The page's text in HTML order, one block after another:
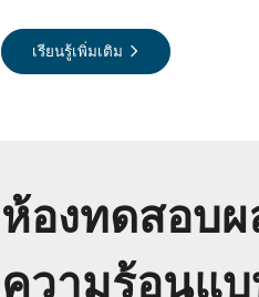
เรียนรู้เพิ่มเติม
ห้องทดสอบ
ความร้อนแ